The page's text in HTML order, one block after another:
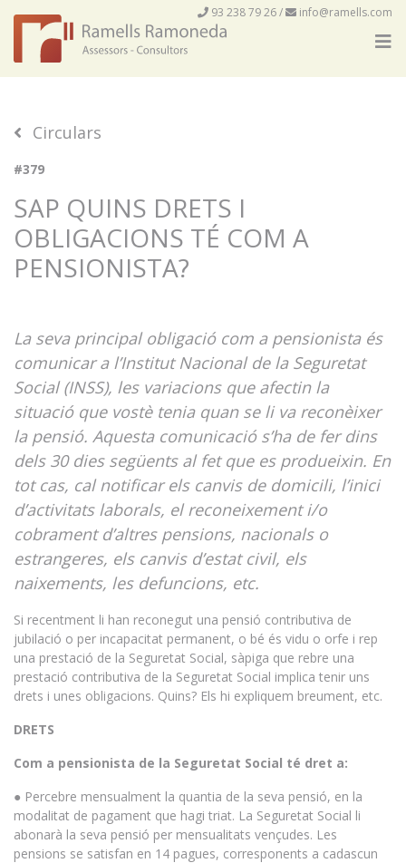
93 238 79 26/ info@ramells.com
Circulars
#379
SAP QUINS DRETS I
OBLIGACIONS TÉ COM A
PENSIONISTA?
La seva principal obligació com a pensionista és
comunicar a l’Institut Nacional de la Seguretat
Social (INSS), les variacions que afectin la
situació que vostè tenia quan se li va reconèixer
la pensió. Aquesta comunicació s’ha de fer dins
dels 30 dies següents al fet que es produeixin. En
tot cas, cal notificar els canvis de domicili, l’inici
d’activitats laborals, el reconeixement i/o
cobrament d’altres pensions, nacionals o
estrangeres, els canvis d’estat civil, els
naixements, les defuncions, etc.
Si recentment li han reconegut una pensió contributiva de
jubilació o per incapacitat permanent, o bé és vidu o orfe i rep
una prestació de la Seguretat Social, sàpiga que rebre una
prestació contributiva de la Seguretat Social implica tenir uns
drets i unes obligacions. Quins? Els hi expliquem breument, etc.
DRETS
Com a pensionista de la Seguretat Social té dret a:
● Percebre mensualment la quantia de la seva pensió, en la
modalitat de pagament que hagi triat. La Seguretat Social li
abonarà la seva pensió per mensualitats vençudes. Les
pensions se satisfan en 14 pagues, corresponents a cadascun